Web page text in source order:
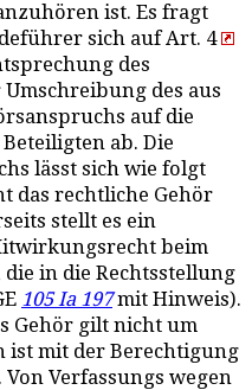
ist. Es fragt
sich auf Art. 4
des
des aus
auf die
ab. Die
lässt sich wie folgt
das rechtliche Gehör
stellt es ein
beim
in die Rechtsstellung
105 Ia 197mit Hinweis).
Gehör gilt nicht um
ist mit der Berechtigung
Verfassungs wegen